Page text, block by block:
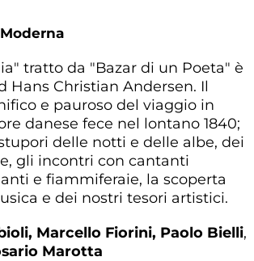
tratto da "Bazar di un Poeta" è
Hans Christian Andersen. Il
e pauroso del viaggio in
danese fece nel lontano 1840;
delle notti e delle albe, dei
gli incontri con cantanti
e fiammiferaie, la scoperta
e dei nostri tesori artistici.
Marcello Fiorini, Paolo Bielli,
Marotta